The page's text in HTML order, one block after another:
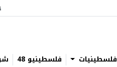
فلسطينيات فلسطينيو 48